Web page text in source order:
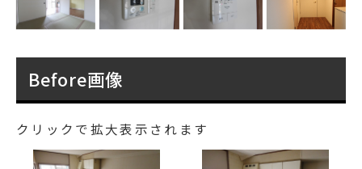
Before画像
クリックで拡大表示されます